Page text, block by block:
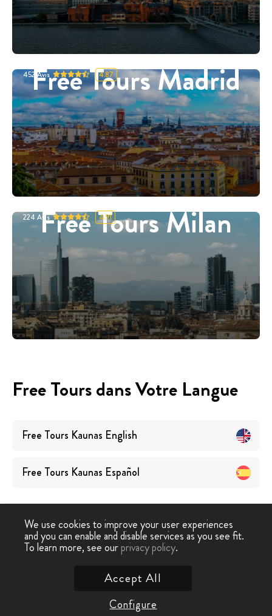
Free Tours Madrid
452 Avis 4.87
Free Tours Milan
224 Avis 4.91
Free Tours dans Votre Langue
Free Tours Kaunas English
Free Tours Kaunas Español
Free Tour › Kaunas
We use cookies to improve your user experiences
and you can enable and disable services as you see fit.
To learn more, see ourprivacy policy.
Configure
Accept All